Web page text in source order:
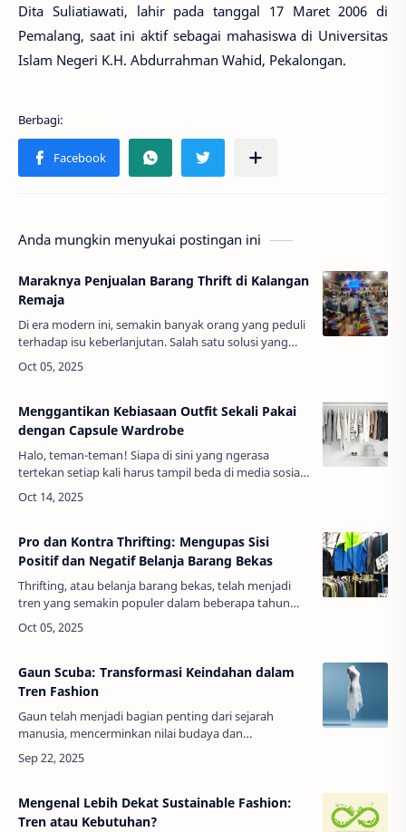
Dita Suliatiawati, lahir pada tanggal 17 Maret 2006 di
Pemalang, saat ini aktif sebagai mahasiswa di Universitas
Islam Negeri K.H. Abdurrahman Wahid, Pekalongan.
Anda mungkin menyukai postingan ini
Maraknya Penjualan Barang Thrift di Kalangan
Remaja
Di era modern ini, semakin banyak orang yang peduli
terhadap isu keberlanjutan. Salah satu solusi yang
kini banyak diminati adalah penjualan barang thrift,
yang tidak hanya membant…
Menggantikan Kebiasaan Outfit Sekali Pakai
dengan Capsule Wardrobe
Halo, teman-teman! Siapa di sini yang ngerasa
tertekan setiap kali harus tampil beda di media sosial?
Duh, aku juga! Apalagi saat kita lihat influencer yang
selalu punya outfit bar…
Pro dan Kontra Thrifting: Mengupas Sisi
Positif dan Negatif Belanja Barang Bekas
Thrifting, atau belanja barang bekas, telah menjadi
tren yang semakin populer dalam beberapa tahun
terakhir. Dari pakaian vintage hingga perabotan unik,
thrifting menawarkan pengal…
Gaun Scuba: Transformasi Keindahan dalam
Tren Fashion
Gaun telah menjadi bagian penting dari sejarah
manusia, mencerminkan nilai budaya dan
perkembangan mode dari waktu ke waktu. Sejak
zaman kuno, manusia telah menciptakan dan
Mengenal Lebih Dekat Sustainable Fashion:
Tren atau Kebutuhan?